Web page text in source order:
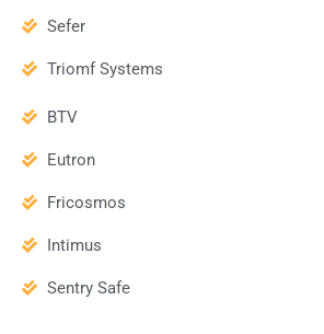
Sefer
Triomf Systems
BTV
Eutron
Fricosmos
Intimus
Sentry Safe